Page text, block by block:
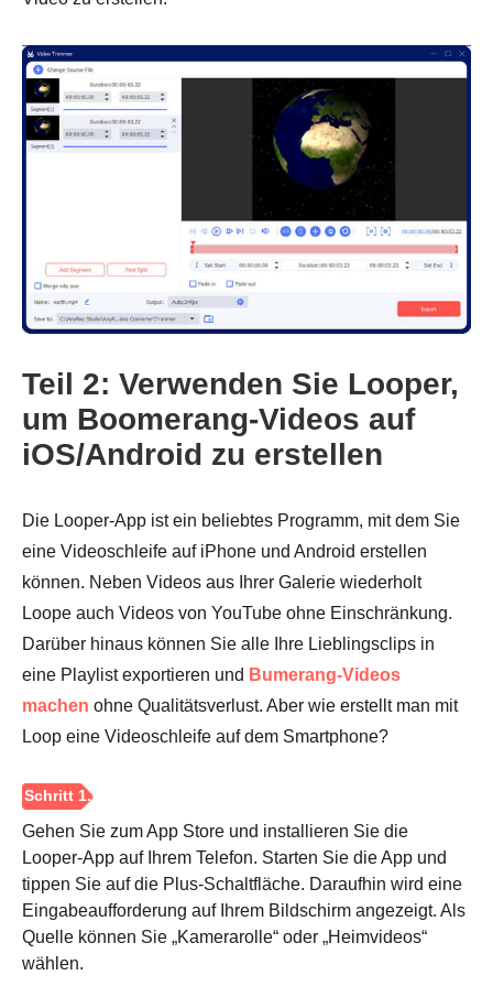
Schritt 3.
Teil 2: Verwenden Sie Looper,
um Boomerang-Videos auf
iOS/Android zu erstellen
Die Looper-App ist ein beliebtes Programm, mit dem Sie
eine Videoschleife auf iPhone und Android erstellen
können. Neben Videos aus Ihrer Galerie wiederholt
Loope auch Videos von YouTube ohne Einschränkung.
Darüber hinaus können Sie alle Ihre Lieblingsclips in
eine Playlist exportieren und Bumerang-Videos
machen ohne Qualitätsverlust. Aber wie erstellt man mit
Loop eine Videoschleife auf dem Smartphone?
Gehen Sie zum App Store und installieren Sie die
Looper-App auf Ihrem Telefon. Starten Sie die App und
tippen Sie auf die Plus-Schaltfläche. Daraufhin wird eine
Eingabeaufforderung auf Ihrem Bildschirm angezeigt. Als
Quelle können Sie „Kamerarolle“ oder „Heimvideos“
wählen.